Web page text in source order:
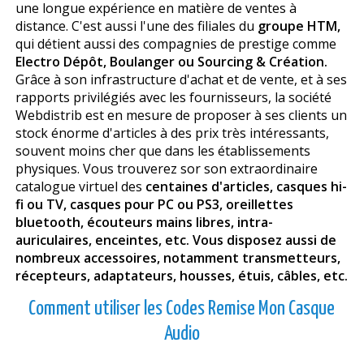
une longue expérience en matière de ventes à
distance. C'est aussi l'une des filiales du groupe HTM,
qui détient aussi des compagnies de prestige comme
Electro Dépôt, Boulanger ou Sourcing & Création.
Grâce à son infrastructure d'achat et de vente, et à ses
rapports privilégiés avec les fournisseurs, la société
Webdistrib est en mesure de proposer à ses clients un
stock énorme d'articles à des prix très intéressants,
souvent moins cher que dans les établissements
physiques. Vous trouverez sor son extraordinaire
catalogue virtuel des centaines d'articles, casques hi-
fi ou TV, casques pour PC ou PS3, oreillettes
bluetooth, écouteurs mains libres, intra-
auriculaires, enceintes, etc. Vous disposez aussi de
nombreux accessoires, notamment transmetteurs,
récepteurs, adaptateurs, housses, étuis, câbles, etc.
Comment utiliser les Codes Remise Mon Casque
Audio